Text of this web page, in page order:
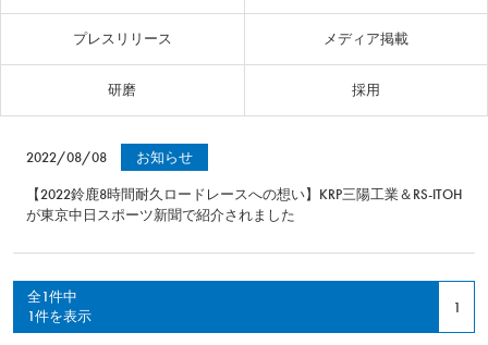
プレスリリース メディア掲載
研磨 採用
【2022鈴鹿8時間耐久ロードレースへの想い】KRP三陽工業＆RS-ITOH
が東京中日スポーツ新聞で紹介されました
2022/08/08 お知らせ
全1件中
1件を表示
1